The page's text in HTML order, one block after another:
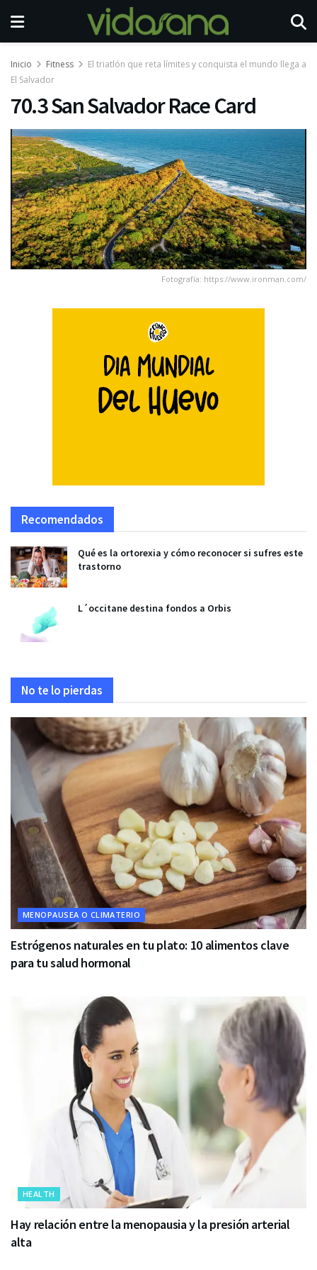
Inicio Fitness
El triatlón que reta límites y conquista el mundo llega a
El Salvador
70.3 San Salvador Race Card
Fotografía: https://www.ironman.com/
Recomendados
Qué es la ortorexia y cómo reconocer si sufres este
trastorno
L´occitane destina fondos a Orbis
No te lo pierdas
MENOPAUSEA O CLIMATERIO
Estrógenos naturales en tu plato: 10 alimentos clave
para tu salud hormonal
HEALTH
Hay relación entre la menopausia y la presión arterial
alta